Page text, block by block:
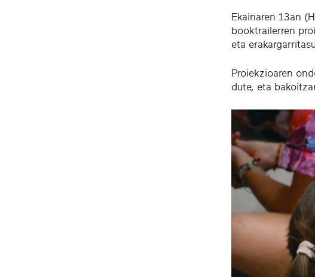
Ekainaren 13an
booktrailerren
eta
Proiekzioaren
dute, eta